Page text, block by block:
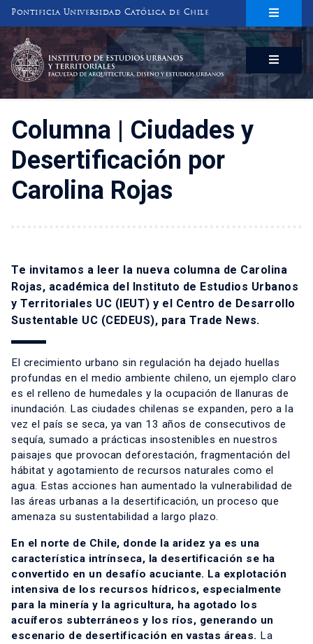
Pontificia Universidad Católica de Chile
INSTITUTO DE ESTUDIOS URBANOS
Y TERRITORIALES
FACULTAD DE ARQUITECTURA, DISEÑO Y ESTUDIOS URBANOS
Columna | Ciudades y
Desertificación por
Carolina Rojas
Te invitamos a leer la nueva columna de Carolina
Rojas, académica del Instituto de Estudios Urbanos
y Territoriales UC (IEUT) y el Centro de Desarrollo
Sustentable UC (CEDEUS), para Trade News.
El crecimiento urbano sin regulación ha dejado huellas
profundas en el medio ambiente chileno, un ejemplo claro
es el relleno de humedales y la ocupación de llanuras de
inundación. Las ciudades chilenas se expanden, pero a la
vez el país se seca, ya van 13 años de consecutivos de
sequía, sumado a prácticas insostenibles en nuestros
paisajes que provocan deforestación, fragmentación del
hábitat y agotamiento de recursos naturales como el
agua. Estas acciones han aumentado la vulnerabilidad de
las áreas urbanas a la desertificación, un proceso que
amenaza su sustentabilidad a largo plazo.
En el norte de Chile, donde la aridez ya es una
característica intrínseca, la desertificación se ha
convertido en un desafío acuciante. La explotación
intensiva de los recursos hídricos, especialmente
para la minería y la agricultura, ha agotado los
acuíferos subterráneos y los ríos, generando un
escenario de desertificación en vastas áreas. La